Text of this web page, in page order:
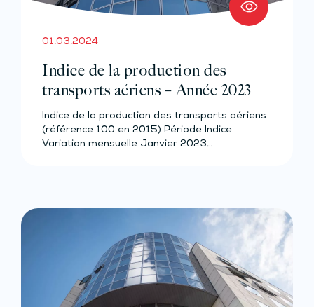
01.03.2024
Indice de la production des
transports aériens – Année 2023
Indice de la production des transports aériens
(référence 100 en 2015) Période Indice
Variation mensuelle Janvier 2023…